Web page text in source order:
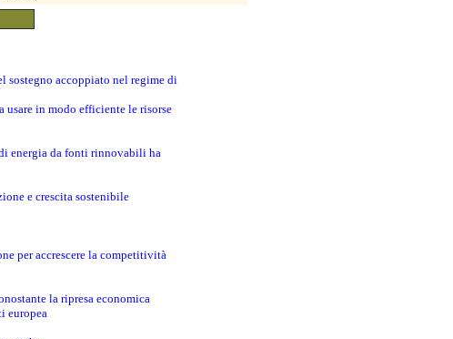
sostegno accoppiato nel regime di
usare in modo efficiente le risorse
energia da fonti rinnovabili ha
e crescita sostenibile
per accrescere la competitività
la ripresa economica
europea